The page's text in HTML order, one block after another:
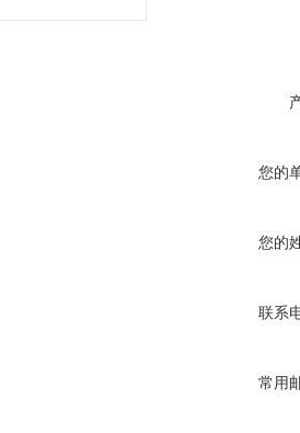
您的
您的
联系
常用